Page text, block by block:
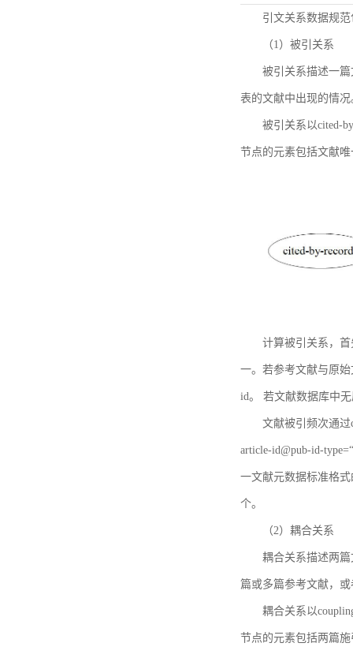
引文关系数据规
（1）被引关系
被引关系描述一
表的文献中出现的情况
被引关系以cited-
节点的元素包括文献
计算被引关系，
一。若参考文献与原
id。 若文献数据库中
文献被引频次通
article-id@pub-id-
一文献元数据标准格
个。
（2）耦合关系
耦合关系描述两
篇或多篇参考文献，
耦合关系以
节点的元素包括两篇